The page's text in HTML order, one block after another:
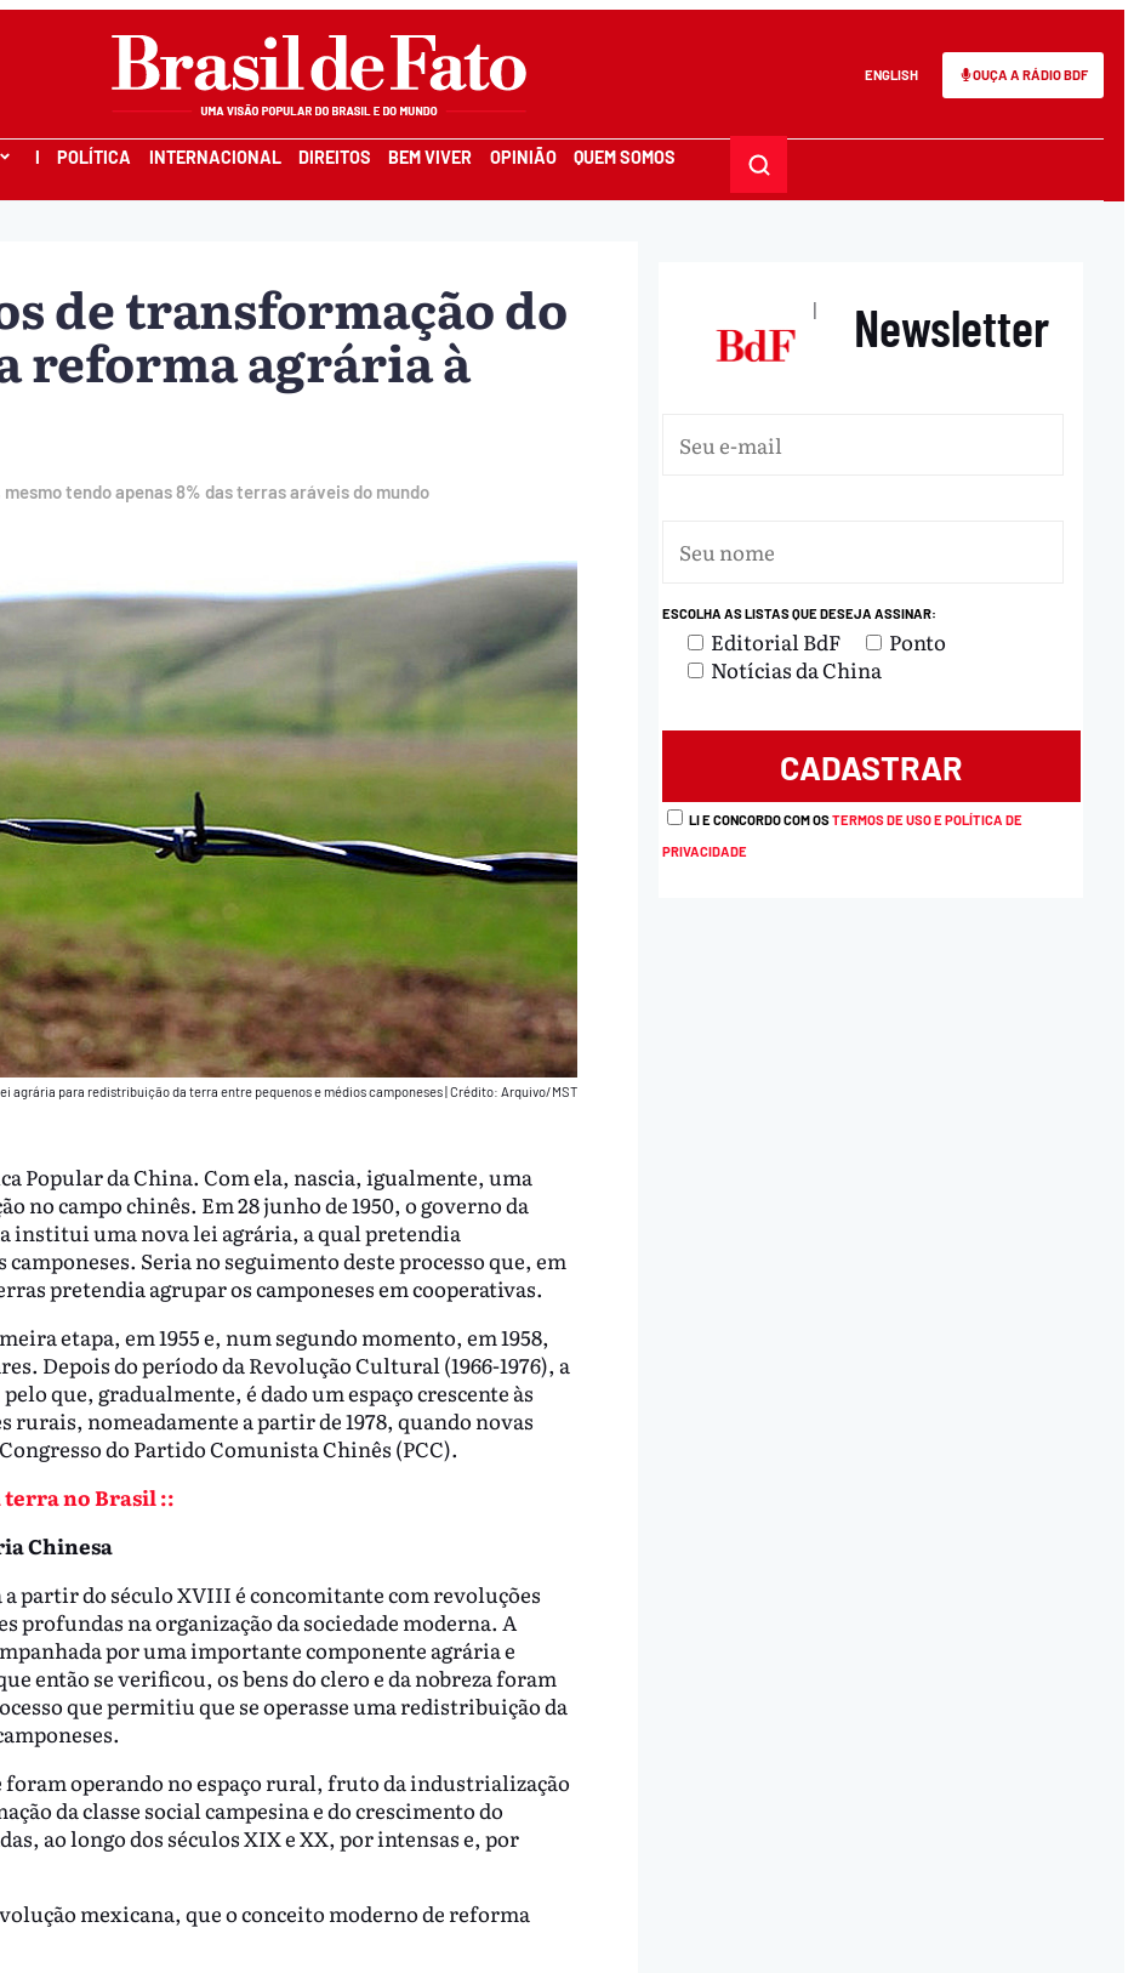
ENGLISH OUÇA A RÁDIO BDF
I POLÍTICA INTERNACIONAL DIREITOS BEM VIVER OPINIÃO QUEM SOMOS
de transformação do
reforma agrária à
tendo apenas 8% das terras aráveis do mundo
agrária para redistribuição da terra entre pequenos e médios camponeses|Crédito: Arquivo/MST
Popular da China. Com ela, nascia, igualmente, uma
no campo chinês. Em 28 junho de 1950, o governo da
institui uma nova lei agrária, a qual pretendia
Seria no seguimento deste processo que, em
pretendia agrupar os camponeses em cooperativas.
etapa, em 1955 e, num segundo momento, em 1958,
Depois do período da Revolução Cultural (1966-1976), a
que, gradualmente, é dado um espaço crescente às
nomeadamente a partir de 1978, quando novas
do Partido Comunista Chinês (PCC).
terra no Brasil ::
Chinesa
a partir do século XVIII é concomitante com revoluções
profundas na organização da sociedade moderna. A
por uma importante componente agrária e
então se verificou, os bens do clero e da nobreza foram
que permitiu que se operasse uma redistribuição da
foram operando no espaço rural, fruto da industrialização
da classe social campesina e do crescimento do
ao longo dos séculos XIX e XX, por intensas e, por
mexicana, que o conceito moderno de reforma
| Newsletter
ESCOLHA AS LISTAS QUE DESEJA ASSINAR:
Editorial BdF
Ponto
Notícias da China
LI E CONCORDO COM OSTERMOS DE USO E POLÍTICA DE
PRIVACIDADE